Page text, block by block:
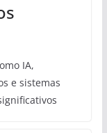
IA,
e sistemas